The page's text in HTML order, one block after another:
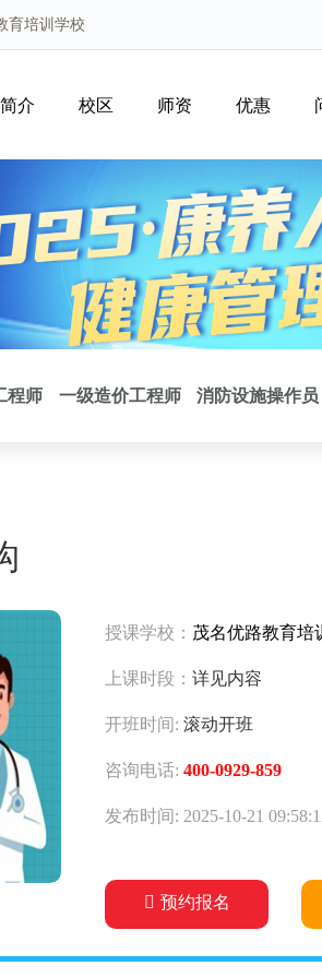
育培训学校
简介 校区 师资 优惠
程师 一级造价工程师 消防设施操作员
授课学校： 茂名优路教育培
上课时段： 详见内容
开班时间: 滚动开班
咨询电话: 400-0929-859
发布时间: 2025-10-21
预约报名